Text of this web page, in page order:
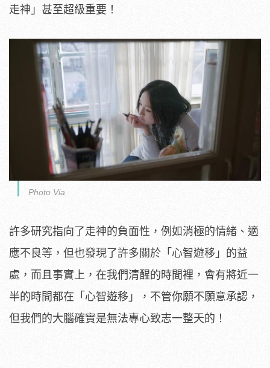
走神」甚至超級重要！
Photo Via
許多研究指向了走神的負面性，例如消極的情緒、適
應不良等，但也發現了許多關於「心智遊移」的益
處，而且事實上，在我們清醒的時間裡，會有將近一
半的時間都在「心智遊移」，不管你願不願意承認，
但我們的大腦確實是無法專心致志一整天的！